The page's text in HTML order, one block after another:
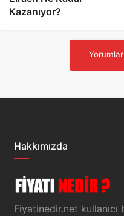
Kazanıyor?
Hakkımızda
Fiyatinedir.net